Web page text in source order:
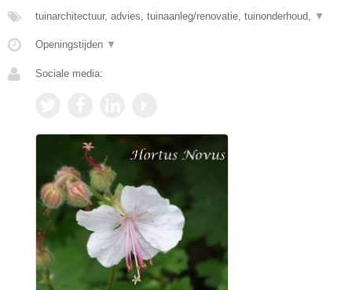
tuinarchitectuur, advies, tuinaanleg/renovatie, tuinonderhoud, ▼
Openingstijden ▼
Sociale media: